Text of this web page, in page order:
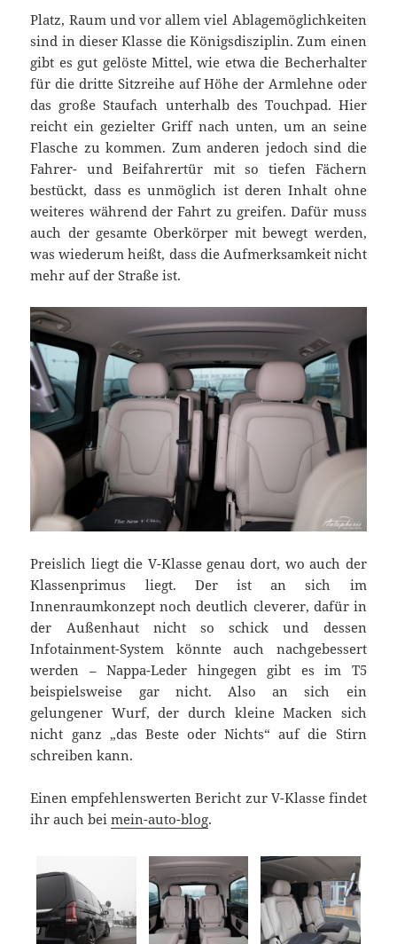
Platz, Raum und vor allem viel Ablagemöglichkeiten
sind in dieser Klasse die Königsdisziplin. Zum einen
gibt es gut gelöste Mittel, wie etwa die Becherhalter
für die dritte Sitzreihe auf Höhe der Armlehne oder
das große Staufach unterhalb des Touchpad. Hier
reicht ein gezielter Griff nach unten, um an seine
Flasche zu kommen. Zum anderen jedoch sind die
Fahrer- und Beifahrertür mit so tiefen Fächern
bestückt, dass es unmöglich ist deren Inhalt ohne
weiteres während der Fahrt zu greifen. Dafür muss
auch der gesamte Oberkörper mit bewegt werden,
was wiederum heißt, dass die Aufmerksamkeit nicht
mehr auf der Straße ist.
Preislich liegt die V-Klasse genau dort, wo auch der
Klassenprimus liegt. Der ist an sich im
Innenraumkonzept noch deutlich cleverer, dafür in
der Außenhaut nicht so schick und dessen
Infotainment-System könnte auch nachgebessert
werden – Nappa-Leder hingegen gibt es im T5
beispielsweise gar nicht. Also an sich ein
gelungener Wurf, der durch kleine Macken sich
nicht ganz „das Beste oder Nichts“ auf die Stirn
schreiben kann.
Einen empfehlenswerten Bericht zur V-Klasse findet
ihr auch beimein-auto-blog.